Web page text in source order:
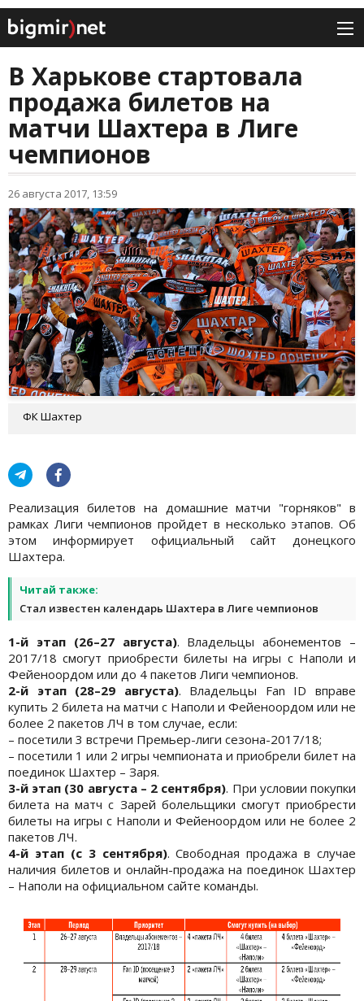
В Харькове стартовала
продажа билетов на
матчи Шахтера в Лиге
чемпионов
26 августа 2017, 13:59
ФК Шахтер
Реализация билетов на домашние матчи "горняков" в
рамках Лиги чемпионов пройдет в несколько этапов. Об
этом информирует официальный сайт донецкого
Шахтера.
Читай также:
Стал известен календарь Шахтера в Лиге чемпионов
1-й этап (26–27 августа). Владельцы абонементов –
2017/18 смогут приобрести билеты на игры с Наполи и
Фейеноордом или до 4 пакетов Лиги чемпионов.
2-й этап (28–29 августа). Владельцы Fan ID вправе
купить 2 билета на матчи с Наполи и Фейеноордом или не
более 2 пакетов ЛЧ в том случае, если:
– посетили 3 встречи Премьер-лиги сезона-2017/18;
– посетили 1 или 2 игры чемпионата и приобрели билет на
поединок Шахтер – Заря.
3-й этап (30 августа – 2 сентября). При условии покупки
билета на матч с Зарей болельщики смогут приобрести
билеты на игры с Наполи и Фейеноордом или не более 2
пакетов ЛЧ.
4-й этап (с 3 сентября). Свободная продажа в случае
наличия билетов и онлайн-продажа на поединок Шахтер
– Наполи на официальном сайте команды.